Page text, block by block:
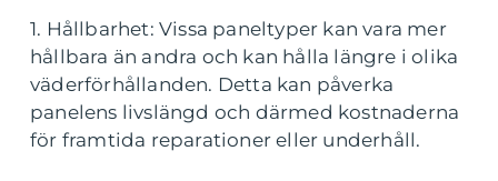
1. Hållbarhet: Vissa paneltyper kan vara mer
hållbara än andra och kan hålla längre i olika
väderförhållanden. Detta kan påverka
panelens livslängd och därmed kostnaderna
för framtida reparationer eller underhåll.